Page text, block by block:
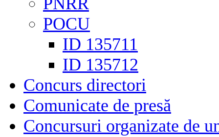
POCU
ID 135711
ID 135712
Concurs directori
Comunicate de presă
Concursuri organizate de